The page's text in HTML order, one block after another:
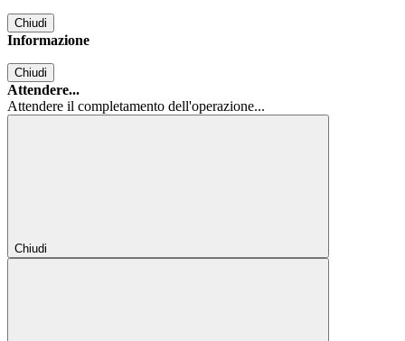
Chiudi
Informazione
Chiudi
Attendere...
Attendere il completamento dell'operazione...
Chiudi